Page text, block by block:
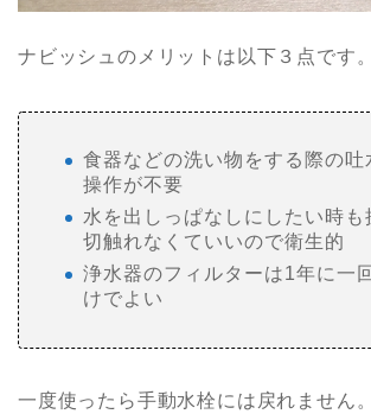
ナビッシュのメリットは以下３点です。
食器などの洗い物をする際の吐
操作が不要
水を出しっぱなしにしたい時も
切触れなくていいので衛生的
浄水器のフィルターは1年に一
けでよい
一度使ったら手動水栓には戻れません。